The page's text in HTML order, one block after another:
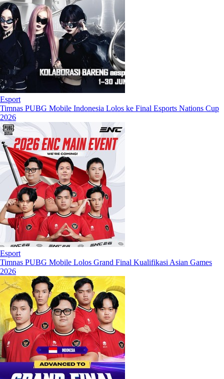
Esport
Timnas PUBG Mobile Indonesia Lolos ke Final Esports Nations Cup
2026
Esport
Timnas PUBG Mobile Lolos Grand Final Kualifikasi Asian Games
2026